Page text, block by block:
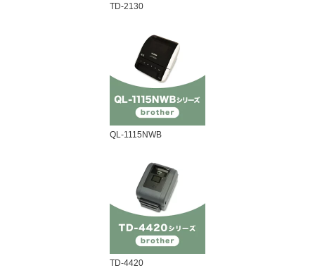
TD-2130
QL-1115NWB
TD-4420